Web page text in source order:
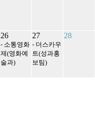
26
- 소통영화
제(영화예
술과)
27
- 더스카우
트(성과홍
보팀)
28